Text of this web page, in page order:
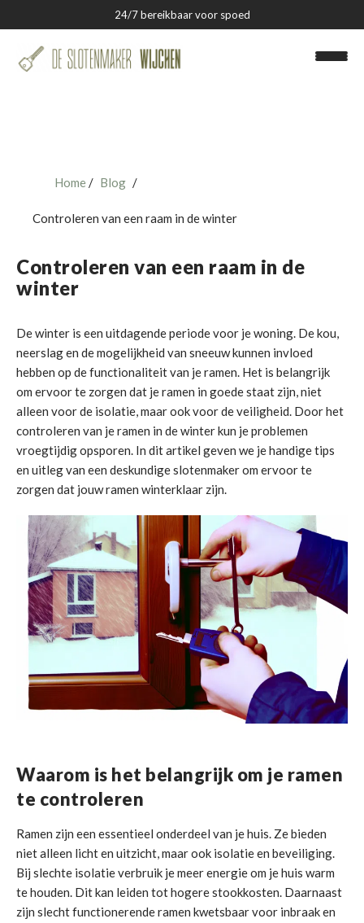
24/7 bereikbaar voor spoed
Slotenmaker Wijchen
Over ons
Blog
Home Blog
Controleren van een raam in de winter
Controleren van een raam in de
winter
De winter is een uitdagende periode voor je woning. De kou,
neerslag en de mogelijkheid van sneeuw kunnen invloed
hebben op de functionaliteit van je ramen. Het is belangrijk
om ervoor te zorgen dat je ramen in goede staat zijn, niet
alleen voor de isolatie, maar ook voor de veiligheid. Door het
controleren van je ramen in de winter kun je problemen
vroegtijdig opsporen. In dit artikel geven we je handige tips
en uitleg van een deskundige slotenmaker om ervoor te
zorgen dat jouw ramen winterklaar zijn.
Waarom is het belangrijk om je ramen
te controleren
Ramen zijn een essentieel onderdeel van je huis. Ze bieden
niet alleen licht en uitzicht, maar ook isolatie en beveiliging.
Bij slechte isolatie verbruik je meer energie om je huis warm
te houden. Dit kan leiden tot hogere stookkosten. Daarnaast
zijn slecht functionerende ramen kwetsbaar voor inbraak en